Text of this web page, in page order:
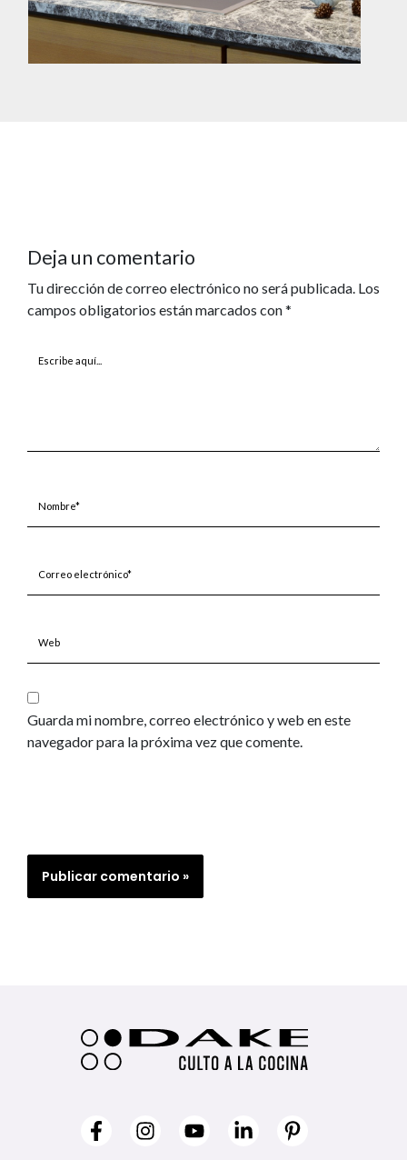
Deja un comentario
Tu dirección de correo electrónico no será publicada. Los
campos obligatorios están marcados con*
Escribe
electrónico*
Guarda mi nombre, correo electrónico y web en este
navegador para la próxima vez que comente.